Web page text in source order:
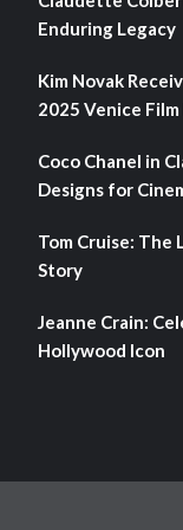
Enduring Legacy
Kim Novak
2025 Venice
Coco Chanel in
Designs for
Tom Cruise: The
Story
Jeanne Crain:
Hollywood Icon